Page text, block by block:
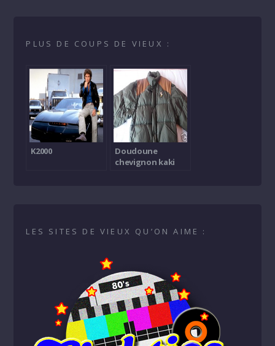
PLUS DE COUPS DE VIEUX :
K2000
Doudoune
chevignon kaki
LES SITES DE VIEUX QU’ON AIME :